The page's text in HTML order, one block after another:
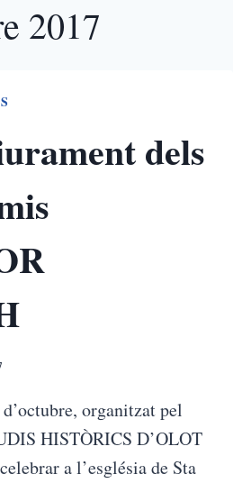
2017
dels
organitzat pel
HISTÒRICS D’OLOT
a l’església de Sta